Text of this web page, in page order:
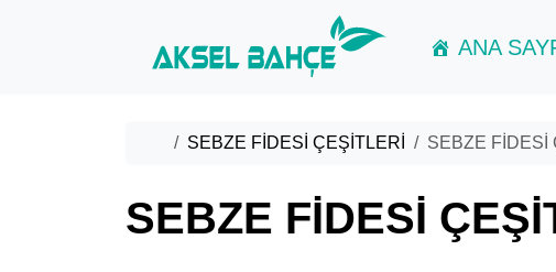
ANA
Home
SEBZE FİDESİ ÇEŞİTLERİ SEBZE FİDESİ
SEBZE FİDESİ